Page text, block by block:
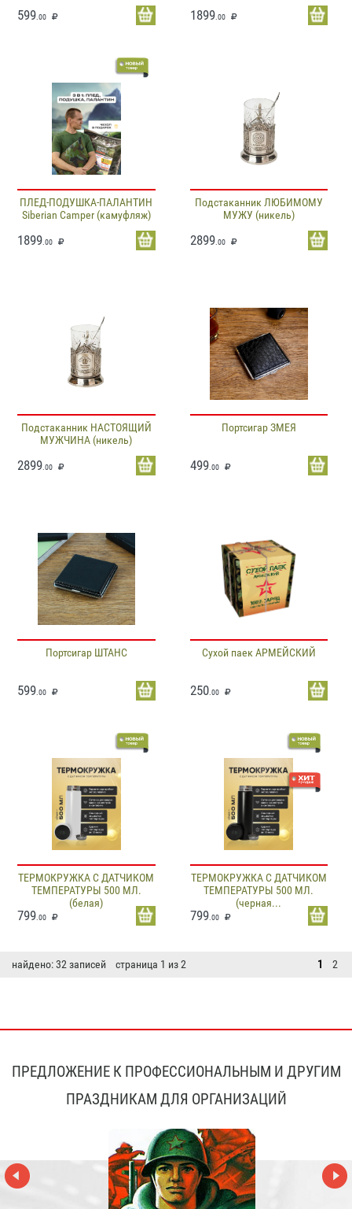
599 .00 1899.00
ПЛЕД-ПОДУШКА-ПАЛАНТИН
Siberian Camper (камуфляж)
1899 .00
Подстаканник ЛЮБИМОМУ
МУЖУ (никель)
2899.00
Подстаканник НАСТОЯЩИЙ
МУЖЧИНА (никель)
2899 .00
Портсигар ЗМЕЯ
499.00
Портсигар ШТАНС
599 .00
Сухой паек АРМЕЙСКИЙ
250.00
ТЕРМОКРУЖКА С ДАТЧИКОМ
ТЕМПЕРАТУРЫ 500 МЛ.
(белая)
799 .00
ТЕРМОКРУЖКА С ДАТЧИКОМ
ТЕМПЕРАТУРЫ 500 МЛ.
(черная...
799.00
найдено: 32 записей страница 1 из 2 1 2
ПРЕДЛОЖЕНИЕ К ПРОФЕССИОНАЛЬНЫМ И ДРУГИМ
ПРАЗДНИКАМ ДЛЯ ОРГАНИЗАЦИЙ